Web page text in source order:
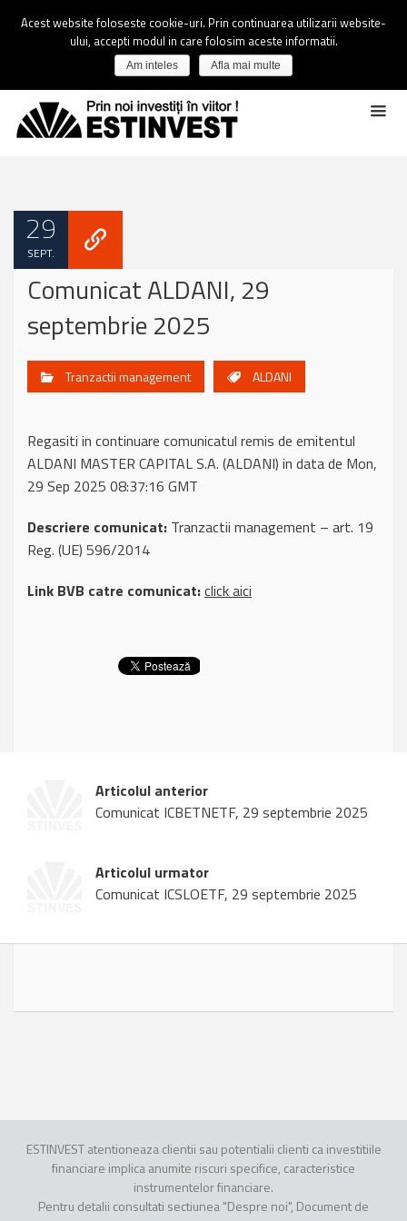
29
SEPT.
Comunicat ALDANI, 29
septembrie 2025
Tranzactii management ALDANI
Regasiti in continuare comunicatul remis de emitentul
ALDANI MASTER CAPITAL S.A. (ALDANI) in data de Mon,
29 Sep 2025 08:37:16 GMT
Descriere comunicat: Tranzactii management – art. 19
Reg. (UE) 596/2014
Link BVB catre comunicat:click aici
Articolul anterior
Comunicat ICBETNETF, 29 septembrie 2025
Articolul urmator
Comunicat ICSLOETF, 29 septembrie 2025
ESTINVEST atentioneaza clientii sau potentialii clienti ca investitiile
financiare implica anumite riscuri specifice, caracteristice
instrumentelor financiare.
Pentru detalii consultati sectiunea "Despre noi", Document de
Acest website foloseste cookie-uri. Prin continuarea utilizarii website-
ului, accepti modul in care folosim aceste informatii.
Am inteles Afla mai multe